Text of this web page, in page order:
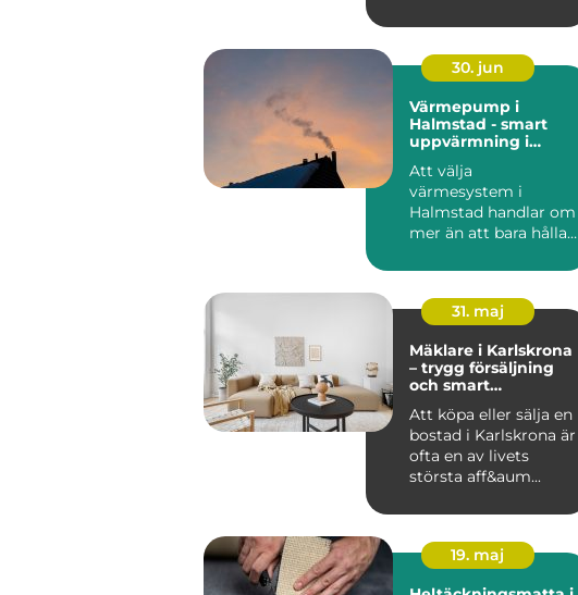
30. jun
Värmepump i
Halmstad - smart
uppvärmning i
Att välja
värmesystem i
Halmstad handlar om
mer än att bara hålla
31. maj
Mäklare i Karlskrona
– trygg försäljning
och smart
Att köpa eller sälja en
bostad i Karlskrona är
ofta en av livets
största aff&aum...
19. maj